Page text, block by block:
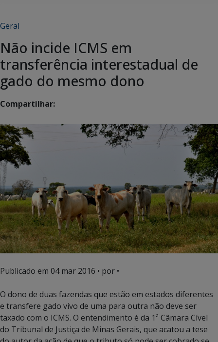
Geral
Não incide ICMS em
transferência interestadual de
gado do mesmo dono
Compartilhar:
Publicado em 04 mar 2016 • por •
O dono de duas fazendas que estão em estados diferentes
e transfere gado vivo de uma para outra não deve ser
taxado com o ICMS. O entendimento é da 1ª Câmara Cível
do Tribunal de Justiça de Minas Gerais, que acatou a tese